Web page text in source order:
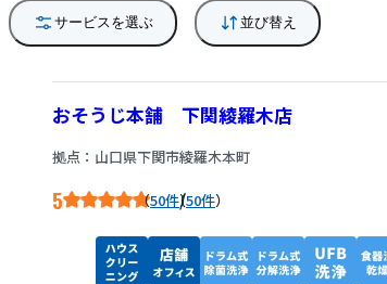
サービスを選ぶ 並び替え
おそうじ本舗 下関綾羅木店
拠点：山口県下関市綾羅木本町
5 50件/50件